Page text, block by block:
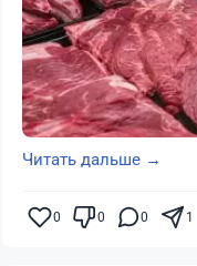
Читать дальше →
0 0 0 1